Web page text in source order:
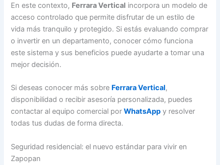
En este contexto, Ferrara Vertical incorpora un modelo de
acceso controlado que permite disfrutar de un estilo de
vida más tranquilo y protegido. Si estás evaluando comprar
o invertir en un departamento, conocer cómo funciona
este sistema y sus beneficios puede ayudarte a tomar una
mejor decisión.
Si deseas conocer más sobre Ferrara Vertical,
disponibilidad o recibir asesoría personalizada, puedes
contactar al equipo comercial porWhatsApp y resolver
todas tus dudas de forma directa.
Seguridad residencial: el nuevo estándar para vivir en
Zapopan